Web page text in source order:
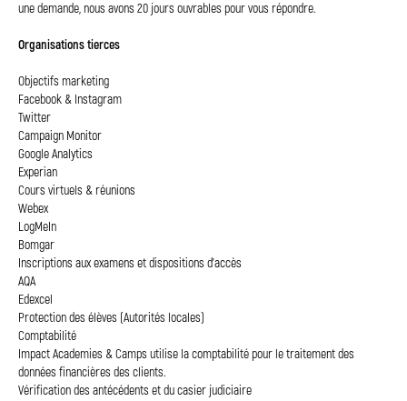
une demande, nous avons 20 jours ouvrables pour vous répondre.
Organisations tierces
Objectifs marketing
Facebook & Instagram
Twitter
Campaign Monitor
Google Analytics
Experian
Cours virtuels & réunions
Webex
LogMeIn
Bomgar
Inscriptions aux examens et dispositions d'accès
AQA
Edexcel
Protection des élèves (Autorités locales)
Comptabilité
Impact Academies & Camps utilise la comptabilité pour le traitement des
données financières des clients.
Vérification des antécédents et du casier judiciaire